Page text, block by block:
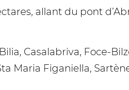
allant du pont
Casalabriva, Foce-
Maria Figaniella,